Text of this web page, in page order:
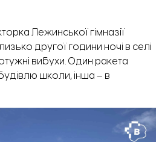
Лежинської гімназії
другої години ночі в селі
вибухи. Один ракета
школи, інша – в